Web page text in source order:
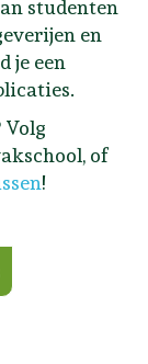
studenten
en
je een
Volg
of
!